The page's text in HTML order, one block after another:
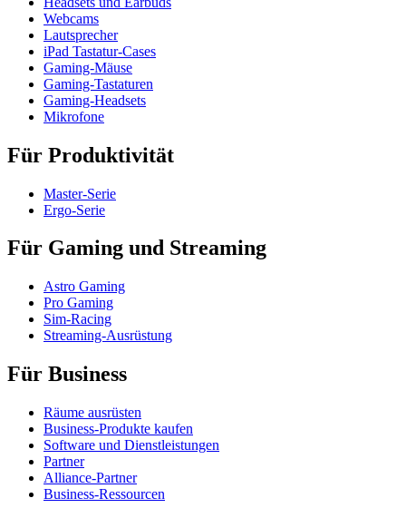
Webcams
Lautsprecher
iPad Tastatur-Cases
Gaming-Mäuse
Gaming-Tastaturen
Gaming-Headsets
Mikrofone
Für Produktivität
Master-Serie
Ergo-Serie
Für Gaming und Streaming
Astro Gaming
Pro Gaming
Sim-Racing
Streaming-Ausrüstung
Für Business
Räume ausrüsten
Business-Produkte kaufen
Software und Dienstleistungen
Partner
Alliance-Partner
Business-Ressourcen